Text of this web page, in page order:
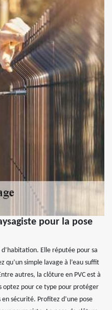
pour la pose
Elle réputée pour sa
qu’un simple lavage à l’eau suffit
autres, la clôture en PVC est à
optez pour ce type pour protéger
sécurité. Profitez d’une pose